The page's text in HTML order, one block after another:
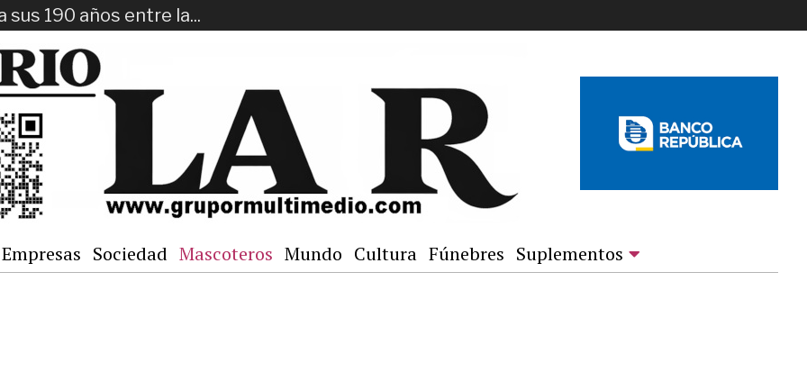
sus 190 años entre la...
Empresas Sociedad Mascoteros Mundo Cultura Fúnebres Suplementos